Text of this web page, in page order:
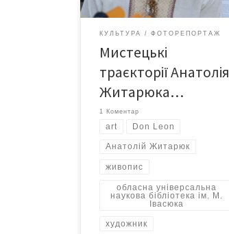
КУЛЬТУРА ФОТОРЕПОРТАЖ
Мистецькі
траєкторії Анатолія
Житарюка…
1 Коментар
art Don Leon
Анатолій Житарюк
живопис
обласна універсальна
наукова бібліотека ім. М.
Івасюка
художник